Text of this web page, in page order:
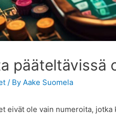
pääteltävissä
/ By Aake Suomela
eivät ole vain numeroita,